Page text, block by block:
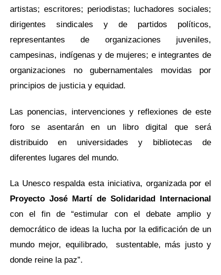
artistas; escritores; periodistas; luchadores sociales;
dirigentes sindicales y de partidos políticos,
representantes de organizaciones juveniles,
campesinas, indígenas y de mujeres; e integrantes de
organizaciones no gubernamentales movidas por
principios de justicia y equidad.
Las ponencias, intervenciones y reflexiones de este
foro se asentarán en un libro digital que será
distribuido en universidades y bibliotecas de
diferentes lugares del mundo.
La Unesco respalda esta iniciativa, organizada por el
Proyecto José Martí de Solidaridad Internacional
con el fin de “estimular con el debate amplio y
democrático de ideas la lucha por la edificación de un
mundo mejor, equilibrado, sustentable, más justo y
donde reine la paz”.